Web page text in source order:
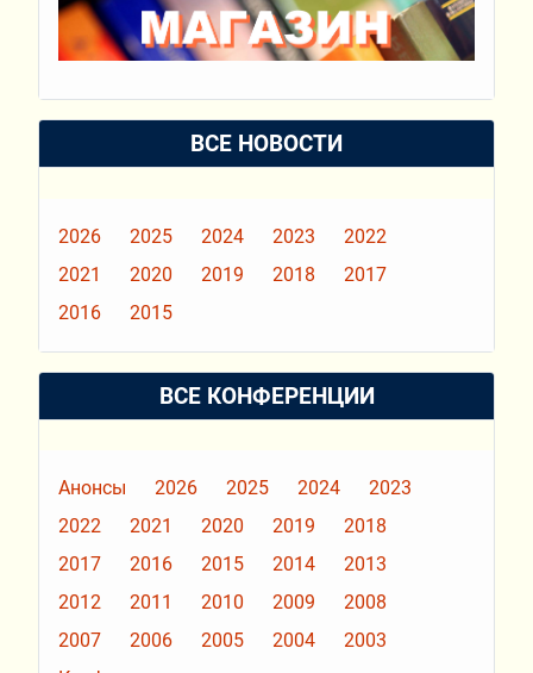
ВСЕ НОВОСТИ
2026 2025 2024 2023
2022
2021
2020 2019 2018
2017
2016
2015
ВСЕ КОНФЕРЕНЦИИ
Анонсы 2026 2025 2024
2023
2022
2021 2020 2019
2018
2017
2016 2015 2014
2013
2012
2011 2010 2009
2008
2007
2006 2005 2004
2003